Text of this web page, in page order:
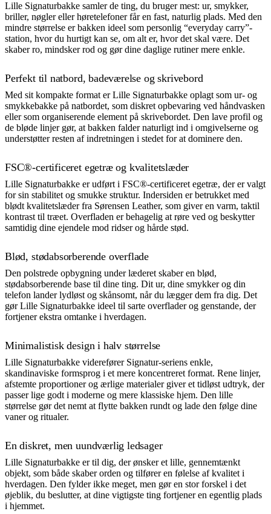
Lille Signaturbakke samler de ting, du bruger mest: ur, smykker,
briller, nøgler eller høretelefoner får en fast, naturlig plads. Med den
mindre størrelse er bakken ideel som personlig “everyday carry”-
station, hvor du hurtigt kan se, om alt er, hvor det skal være. Det
skaber ro, mindsker rod og gør dine daglige rutiner mere enkle.
Perfekt til natbord, badeværelse og skrivebord
Med sit kompakte format er Lille Signaturbakke oplagt som ur- og
smykkebakke på natbordet, som diskret opbevaring ved håndvasken
eller som organiserende element på skrivebordet. Den lave profil og
de bløde linjer gør, at bakken falder naturligt ind i omgivelserne og
understøtter resten af indretningen i stedet for at dominere den.
FSC®-certificeret egetræ og kvalitetslæder
Lille Signaturbakke er udført i FSC®-certificeret egetræ, der er valgt
for sin stabilitet og smukke struktur. Indersiden er betrukket med
blødt kvalitetslæder fra Sørensen Leather, som giver en varm, taktil
kontrast til træet. Overfladen er behagelig at røre ved og beskytter
samtidig dine ejendele mod ridser og hårde stød.
Blød, stødabsorberende overflade
Den polstrede opbygning under læderet skaber en blød,
stødabsorberende base til dine ting. Dit ur, dine smykker og din
telefon lander lydløst og skånsomt, når du lægger dem fra dig. Det
gør Lille Signaturbakke ideel til sarte overflader og genstande, der
fortjener ekstra omtanke i hverdagen.
Minimalistisk design i halv størrelse
Lille Signaturbakke viderefører Signatur-seriens enkle,
skandinaviske formsprog i et mere koncentreret format. Rene linjer,
afstemte proportioner og ærlige materialer giver et tidløst udtryk, der
passer lige godt i moderne og mere klassiske hjem. Den lille
størrelse gør det nemt at flytte bakken rundt og lade den følge dine
vaner og ritualer.
En diskret, men uundværlig ledsager
Lille Signaturbakke er til dig, der ønsker et lille, gennemtænkt
objekt, som både skaber orden og tilfører en følelse af kvalitet i
hverdagen. Den fylder ikke meget, men gør en stor forskel i det
øjeblik, du beslutter, at dine vigtigste ting fortjener en egentlig plads
i hjemmet.